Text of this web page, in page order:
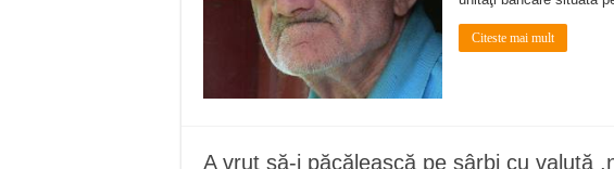
Citeste mai mult
A vrut să-i păcălească pe sârbi cu valută